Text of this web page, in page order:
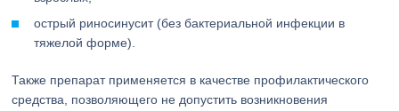
острый риносинусит (без бактериальной инфекции в
тяжелой форме).
Также препарат применяется в качестве профилактического
средства, позволяющего не допустить возникновения